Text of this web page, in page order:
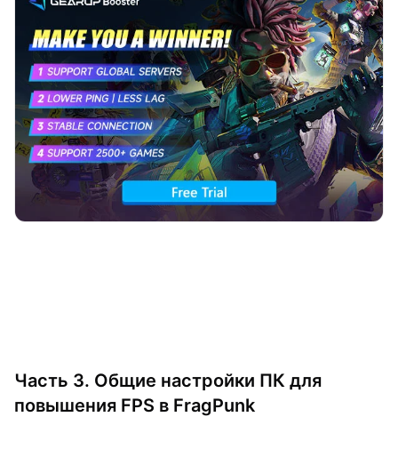
Часть 3. Общие настройки ПК для
повышения FPS в FragPunk